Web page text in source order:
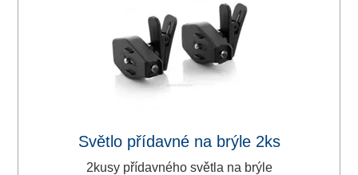
Světlo přídavné na brýle 2ks
2kusy přídavného světla na brýle